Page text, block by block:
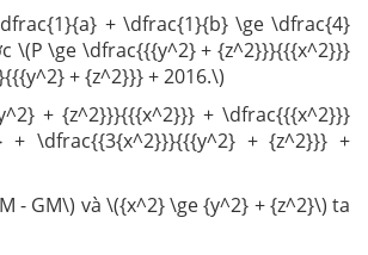
+ \dfrac{1}{b} \ge \dfrac{4}
\(P \ge \dfrac{{{y^2} + {z^2}}}{{{x^2}}}
+ {z^2}}} + 2016.\)
+ {z^2}}}{{{x^2}}} + \dfrac{{{x^2}}}
+ \dfrac{{3{x^2}}}{{{y^2} + {z^2}}} +
- GM\) và \({x^2} \ge {y^2} + {z^2}\) ta